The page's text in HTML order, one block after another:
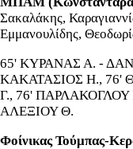
Σακαλάκης,
Εμμανουλίδης,
65' ΚΥΡΑΝΑΣ Α. -
ΚΑΚΑΤΑΣΙΟΣ Η., 76'
Γ., 76' ΠΑΡΛΑΚΟΓΛΟΥ
ΑΛΕΞΙΟΥ Θ.
Φοίνικας Τούμπας-